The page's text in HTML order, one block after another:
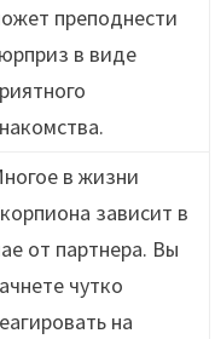
преподнести
в виде
в жизни
зависит в
от партнера. Вы
чутко
на